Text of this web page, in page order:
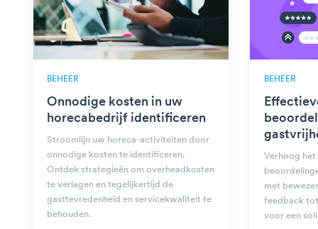
BEHEER
Onnodige kosten in uw
horecabedrijf identificeren
Stroomlijn uw horeca-activiteiten door
onnodige kosten te identificeren.
Ontdek strategieën om overheadkosten
te verlagen en tegelijkertijd de
gasttevredenheid en servicekwaliteit te
behouden.
BEHEER
Verhoog
met
feedback
voor een